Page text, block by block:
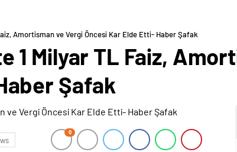
Amortisman ve Vergi Öncesi Kar Elde Etti- Haber Şafak
1 Milyar TL Faiz,
Şafak
0